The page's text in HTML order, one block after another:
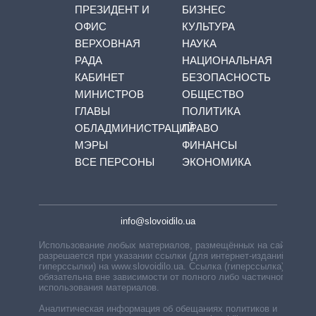
ПРЕЗИДЕНТ И
ОФИС
ВЕРХОВНАЯ
РАДА
КАБИНЕТ
МИНИСТРОВ
ГЛАВЫ
ОБЛАДМИНИСТРАЦИЙ
МЭРЫ
ВСЕ ПЕРСОНЫ
БИЗНЕС
КУЛЬТУРА
НАУКА
НАЦИОНАЛЬНАЯ
БЕЗОПАСНОСТЬ
ОБЩЕСТВО
ПОЛИТИКА
ПРАВО
ФИНАНСЫ
ЭКОНОМИКА
info@slovoidilo.ua
Использование любых материалов, размещённых на сайте,
разрешается при указании ссылки (для интернет-изданий —
гиперссылки) на www.slovoidilo.ua. Ссылка (гиперссылка)
обязательна вне зависимости от полного либо частичного
использования материалов.
Аналитическая информация об обещаниях политиков и